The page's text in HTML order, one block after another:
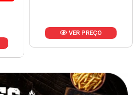
VER PREÇO